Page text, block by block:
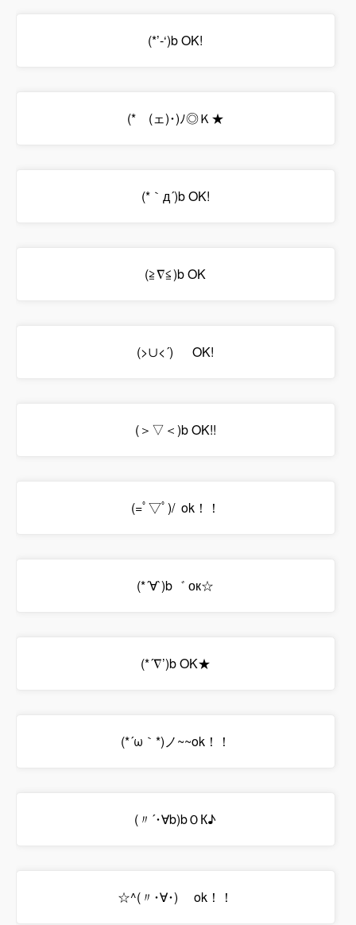
(*’-‘)b OK!
(*ゝ(ェ)･)ﾉ◎Ｋ★
(*｀д´)b OK!
(≧∇≦)b OK
(>∪<´)ゞ OK!
(＞▽＜)b OK!!
(=ﾟ▽ﾟ)/ ok！！
(*´∀`)b゛ ок☆
(*´∇’)b OK★
(*´ω｀*)ノ~~ok！！
(〃´･∀b)bＯК♪
☆^(〃･∀･)ゞ ok！！